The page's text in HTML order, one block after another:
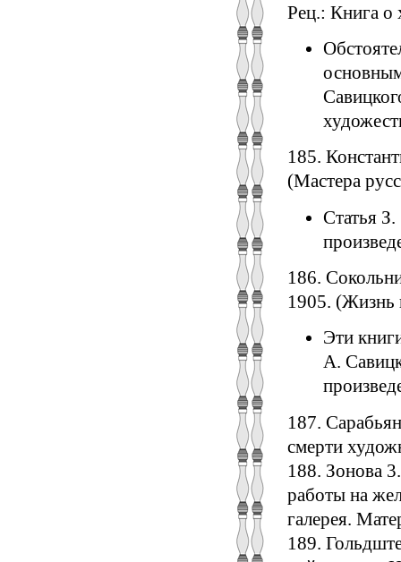
Рец.: Книга о
185.
(Мастера
Статья
186.
1905. (Жизнь
Эти
А.
187.
смерти
188. Зонова
работы на
галерея.
189.